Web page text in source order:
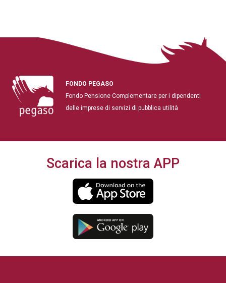
FONDO PEGASO
Fondo Pensione Complementare per i dipendenti
delle imprese di servizi di pubblica utilità
Scarica la nostra APP